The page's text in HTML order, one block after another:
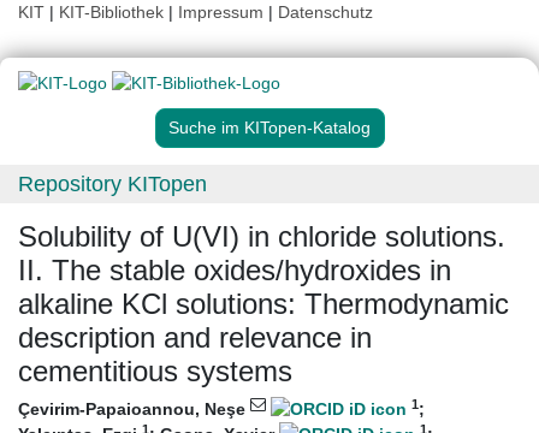
KIT | KIT-Bibliothek | Impressum | Datenschutz
Suche im KITopen-Katalog
Repository KITopen
Solubility of U(VI) in chloride solutions.
II. The stable oxides/hydroxides in
alkaline KCl solutions: Thermodynamic
description and relevance in
cementitious systems
Çevirim-Papaioannou, Neşe 1;
1 1